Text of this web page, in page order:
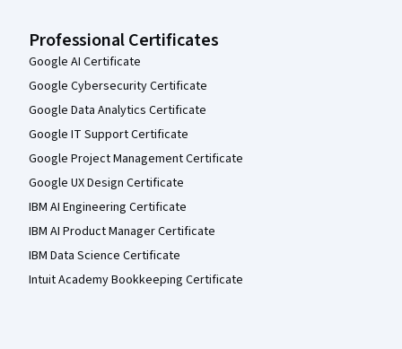
Professional Certificates
Google AI Certificate
Google Cybersecurity Certificate
Google Data Analytics Certificate
Google IT Support Certificate
Google Project Management Certificate
Google UX Design Certificate
IBM AI Engineering Certificate
IBM AI Product Manager Certificate
IBM Data Science Certificate
Intuit Academy Bookkeeping Certificate